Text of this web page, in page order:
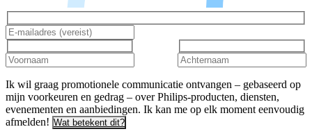
Ik wil graag promotionele communicatie ontvangen – gebaseerd op
mijn voorkeuren en gedrag – over Philips-producten, diensten,
evenementen en aanbiedingen. Ik kan me op elk moment eenvoudig
afmelden! Wat betekent dit?